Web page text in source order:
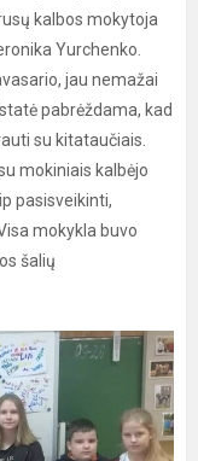
kalbos mokytoja
Yurchenko.
jau nemažai
pabrėždama, kad
su kitataučiais.
mokiniais kalbėjo
pasisveikinti,
mokykla buvo
šalių